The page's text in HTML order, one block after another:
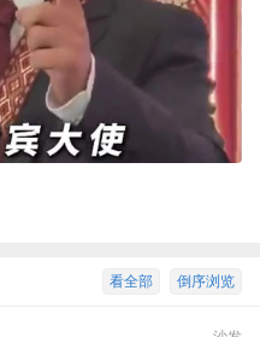
倒序浏览
看全部